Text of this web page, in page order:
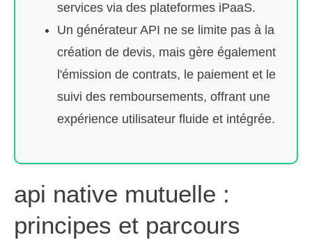
services via des plateformes iPaaS.
Un générateur API ne se limite pas à la
création de devis, mais gère également
l'émission de contrats, le paiement et le
suivi des remboursements, offrant une
expérience utilisateur fluide et intégrée.
api native mutuelle :
principes et parcours